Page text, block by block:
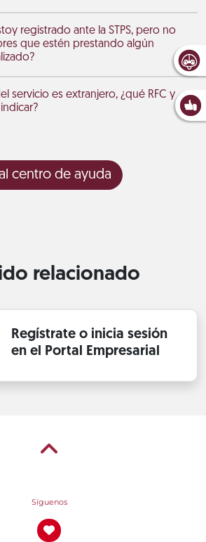
registrado ante la STPS, pero no
que estén prestando algún
servicio es extranjero, ¿qué RFC y
al centro de ayuda
relacionado
Regístrate o inicia sesión
en el Portal Empresarial
Síguenos